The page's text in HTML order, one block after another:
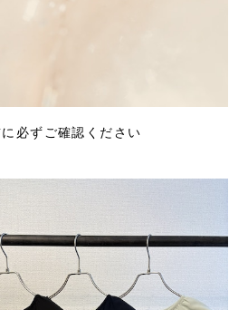
必ずご確認ください